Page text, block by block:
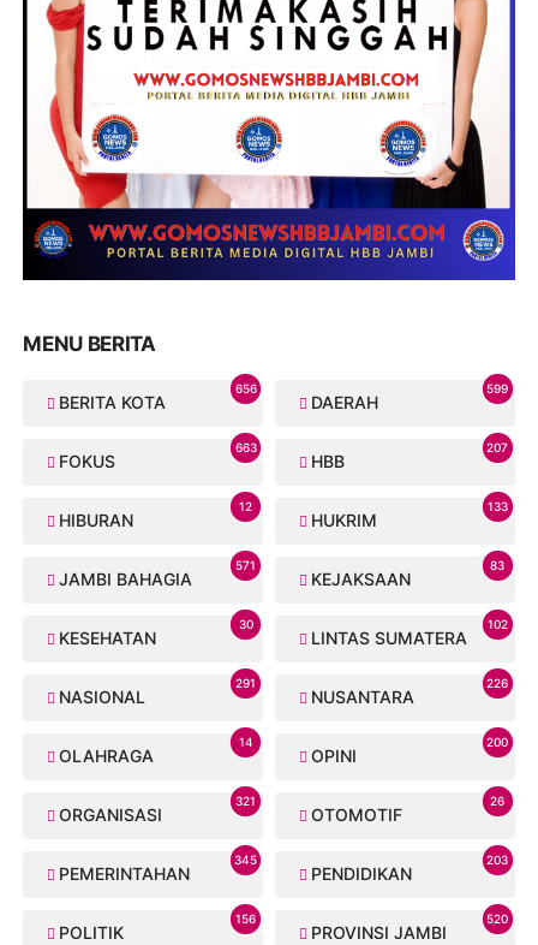
MENU BERITA
BERITA KOTA
656
DAERAH
599
FOKUS
663
HBB
207
HIBURAN
12
HUKRIM
133
JAMBI BAHAGIA
571
KEJAKSAAN
83
KESEHATAN
30
LINTAS SUMATERA
102
NASIONAL
291
NUSANTARA
226
OLAHRAGA
14
OPINI
200
ORGANISASI
321
OTOMOTIF
26
PEMERINTAHAN
345
PENDIDIKAN
203
POLITIK
156
PROVINSI JAMBI
520